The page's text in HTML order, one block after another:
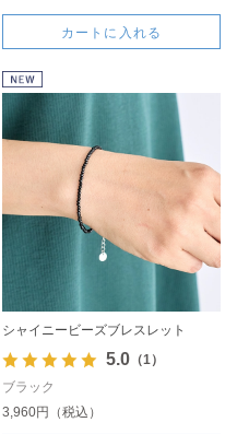
カートに入れる
シャイニービーズブレスレット
5.0（1）
ブラック
3,960円（税込）